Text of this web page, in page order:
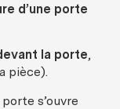
d’une porte
la porte,
pièce).
porte s’ouvre